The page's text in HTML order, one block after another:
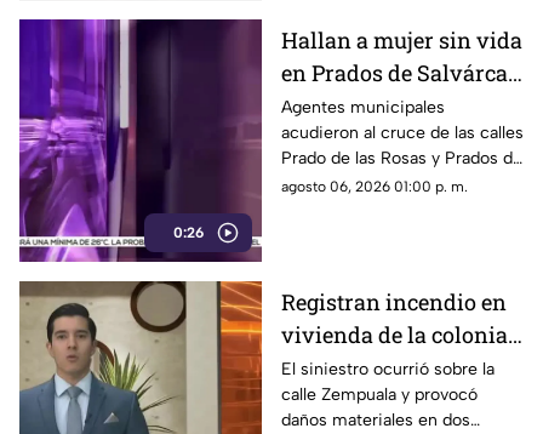
0:26
Hallan a mujer sin vida
en Prados de Salvárcar;
cuerpo no presentaba
huellas de violencia
Agentes municipales
acudieron al cruce de las calles
Prado de las Rosas y Prados de
Azucenas tras el reporte del
agosto 06, 2026 01:00 p. m.
Registran incendio en
vivienda de la colonia
Fronteriza; bomberos
controlan las llamas
El siniestro ocurrió sobre la
calle Zempuala y provocó
daños materiales en dos